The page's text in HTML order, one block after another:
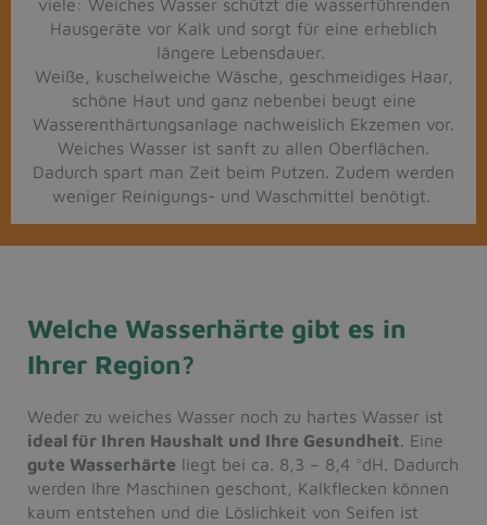
viele: Weiches Wasser schützt die wasserführenden
Hausgeräte vor Kalk und sorgt für eine erheblich
längere Lebensdauer.
Weiße, kuschelweiche Wäsche, geschmeidiges Haar,
schöne Haut und ganz nebenbei beugt eine
Wasserenthärtungsanlage nachweislich Ekzemen vor.
Weiches Wasser ist sanft zu allen Oberflächen.
Dadurch spart man Zeit beim Putzen. Zudem werden
weniger Reinigungs- und Waschmittel benötigt.
Welche Wasserhärte gibt es in
Ihrer Region?
Weder zu weiches Wasser noch zu hartes Wasser ist
ideal für Ihren Haushalt und Ihre Gesundheit. Eine
gute Wasserhärte liegt bei ca. 8,3 – 8,4 °dH. Dadurch
werden Ihre Maschinen geschont, Kalkflecken können
kaum entstehen und die Löslichkeit von Seifen ist